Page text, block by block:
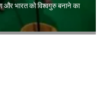
और भारत को विश्वगुरु बनाने का